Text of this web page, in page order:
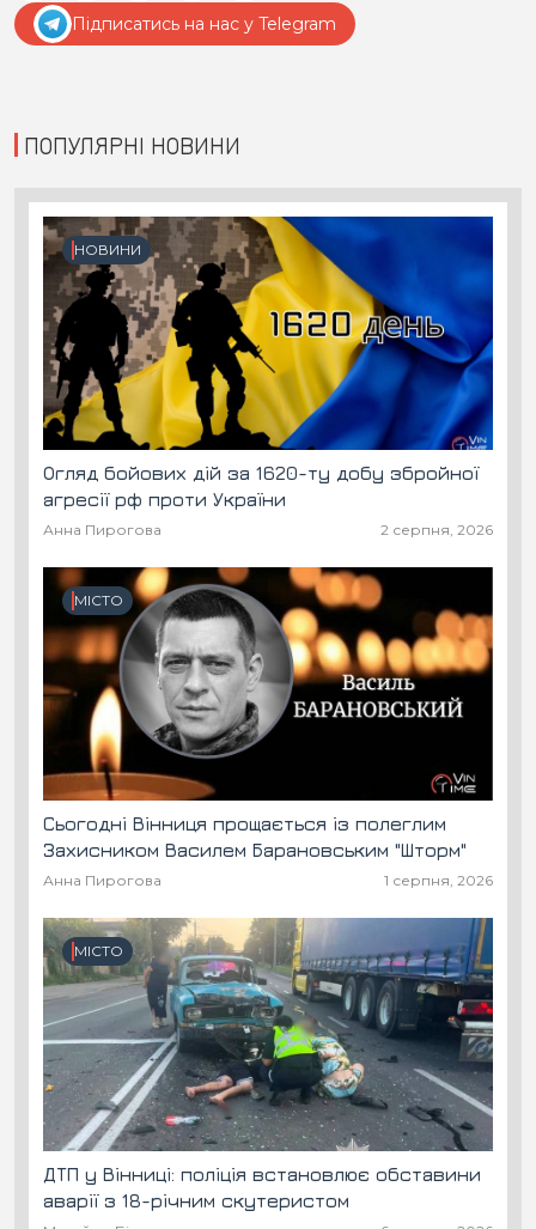
Підписатись на нас у Telegram
ПОПУЛЯРНІ НОВИНИ
НОВИНИ
Огляд бойових дій за 1620-ту добу збройної
агресії рф проти України
Анна Пирогова 2 серпня, 2026
МІСТО
Сьогодні Вінниця прощається із полеглим
Захисником Василем Барановським "Шторм"
Анна Пирогова 1 серпня, 2026
МІСТО
ДТП у Вінниці: поліція встановлює обставини
аварії з 18-річним скутеристом